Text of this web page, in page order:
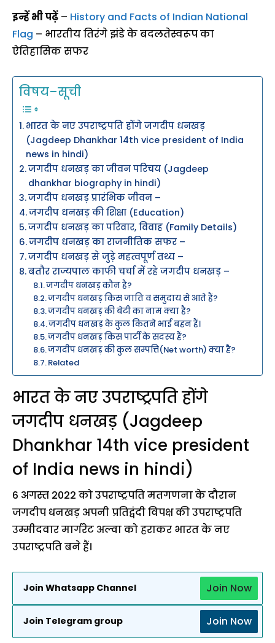
इन्हें भी पढ़ें – History and Facts of Indian National
Flag – भारतीय तिरंगे झंडे के बदलतेस्वरूप का
ऐतिहासिक सफर
विषय–सूची
भारत के नए उपराष्ट्रपति होंगे जगदीप धनखड़
(Jagdeep Dhankhar 14th vice president of India
news in hindi)
जगदीप धनखड़ का जीवन परिचय (Jagdeep
dhankhar biography in hindi)
जगदीप धनखड़ प्रारंभिक जीवन –
जगदीप धनखड़ की शिक्षा (Education)
जगदीप धनखड़ का परिवार, विवाह (Family Details)
जगदीप धनखड़ का राजनीतिक सफर –
जगदीप धनखड़ से जुड़े महत्वपूर्ण तथ्य –
बतौर राज्यपाल काफी चर्चा में रहे जगदीप धनखड़ –
जगदीप धनखड़ कौन है?
जगदीप धनखड़ किस जाति व समुदाय से आते हैं?
जगदीप धनखड़ की बेटी का नाम क्या है?
जगदीप धनखड़ के कुल कितने भाई बहन हैं।
जगदीप धनखड़ किस पार्टी के सदस्य हैं?
जगदीप धनखड़ की कुल सम्पत्ति(Net worth) क्या है?
Related
भारत के नए उपराष्ट्रपति होंगे
जगदीप धनखड़ (Jagdeep
Dhankhar 14th vice president
of India news in hindi)
6 अगस्त 2022 को उपराष्ट्रपति मतगणना के दौरान
जगदीप धनखड़ अपनी प्रतिद्वंदी विपक्ष की उपराष्ट्रपति
उम्मीदवार मार्गरेट अल्वा को हराकर भारत के नए
उपराष्ट्रपति बने हैं।
Join Whatsapp Channel Join Now
Join Telegram group Join Now